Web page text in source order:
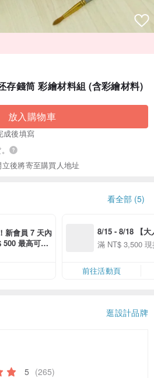
存錢筒 彩繪材料組 (含彩繪材料)
放入購物車
成後填寫
後將寄至購買人地址
看全部 (5)
新會員 7 天內
最高可折
8/15 - 8/18 【大
季】滿
滿 NT$ 3,500
前往活動頁
逛設計品牌
5 (265)